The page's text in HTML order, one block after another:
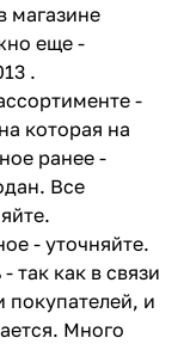
магазине
еще -
.
-
которая на
ранее -
Все
- уточняйте.
так как в связи
и
Много